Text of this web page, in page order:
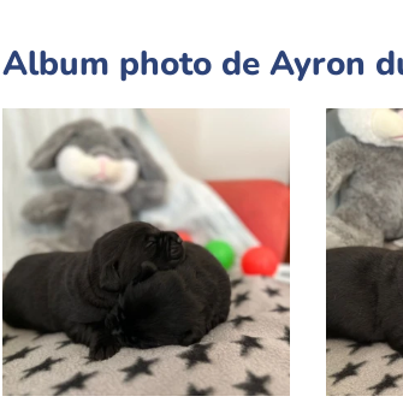
Album photo de Ayron